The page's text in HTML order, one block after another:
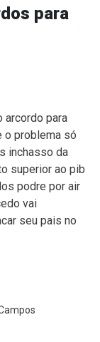
para
arcordo para
o problema só
inchasso da
superior ao pib
podre por air
vai
seu pais no